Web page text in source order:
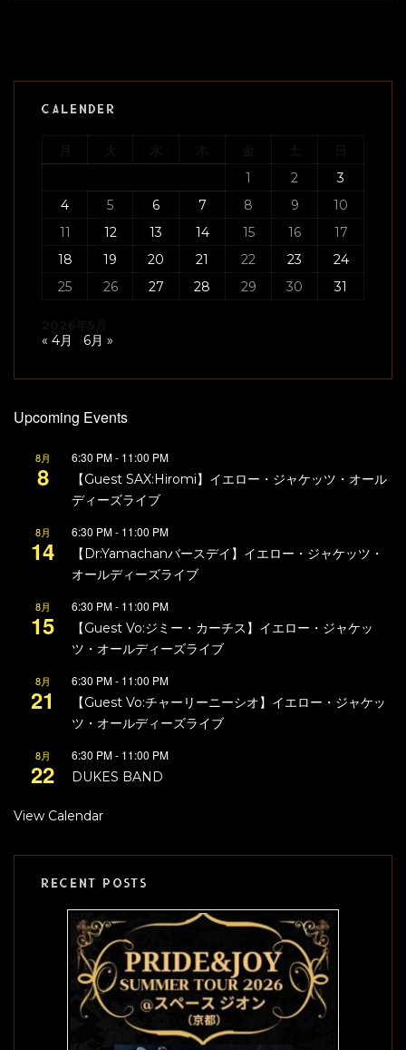
CALENDER
1
2
3
4
5 6 7 8 9
10
11
12 13 14 15 16
17
18
19 20 21 22 23
24
25
26 27 28 29 30 31
« 4月 6月 »
Upcoming Events
8月
8
6:30 PM- 11:00 PM
【Guest SAX:Hiromi】イエロー・ジャケッツ・オール
ディーズライブ
8月
14
6:30 PM- 11:00 PM
【Dr:Yamachanバースデイ】イエロー・ジャケッツ・
オールディーズライブ
8月
15
6:30 PM- 11:00 PM
【Guest Vo:ジミー・カーチス】イエロー・ジャケッ
ツ・オールディーズライブ
8月
21
6:30 PM- 11:00 PM
【Guest Vo:チャーリーニーシオ】イエロー・ジャケッ
ツ・オールディーズライブ
8月
22
6:30 PM- 11:00 PM
DUKES BAND
View Calendar
RECENT POSTS